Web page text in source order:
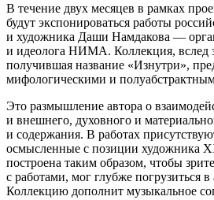
В течение двух месяцев в рамках
будут экспонироваться работы
и художника Даши Намдакова —
и идеолога НИМА. Коллекция, вслед
получившая название «Изнутри»,
мифологическими и
Это размышление автора о
и внешнего, духовного и
и содержания. В работах
осмысленные с позиции художника
построена таким образом, чтобы
с работами, мог глубже погрузиться
Коллекцию дополнит музыкальное